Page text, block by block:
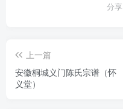
分享
上一篇
安徽桐城义门陈氏宗谱（怀
义堂）